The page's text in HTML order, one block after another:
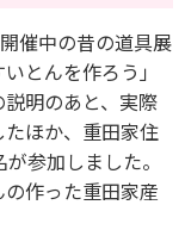
催中の昔の道具展
とんを作ろう」
明のあと、実際
ほか、重田家住
参加しました。
作った重田家産